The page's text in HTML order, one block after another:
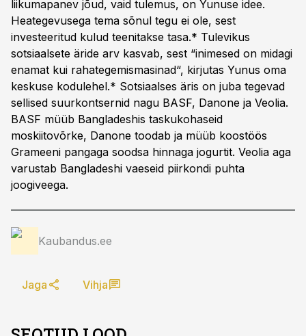
liikumapanev jõud, vaid tulemus, on Yunuse idee.
Heategevusega tema sõnul tegu ei ole, sest
investeeritud kulud teenitakse tasa.* Tulevikus
sotsiaalsete äride arv kasvab, sest “inimesed on midagi
enamat kui rahategemismasinad“, kirjutas Yunus oma
keskuse kodulehel.* Sotsiaalses äris on juba tegevad
sellised suurkontsernid nagu BASF, Danone ja Veolia.
BASF müüb Bangladeshis taskukohaseid
moskiitovõrke, Danone toodab ja müüb koostöös
Grameeni pangaga soodsa hinnaga jogurtit. Veolia aga
varustab Bangladeshi vaeseid piirkondi puhta
joogiveega.
Kaubandus.ee
Jaga Vihja